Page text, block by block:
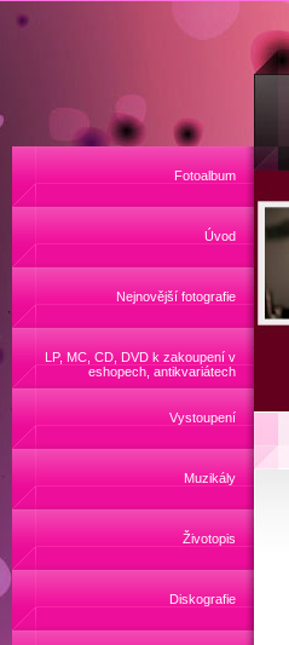
Fotoalbum
Úvod
Nejnovější fotografie
LP, MC, CD, DVD k zakoupení v
eshopech, antikvariátech
Vystoupení
Muzikály
Životopis
Diskografie